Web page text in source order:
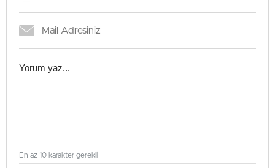
En az 10 karakter gerekli